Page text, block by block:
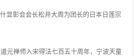
彰会会长松井大周为团长的日本日莲宗
禅师入宋得法七百五十周年，宁波天童